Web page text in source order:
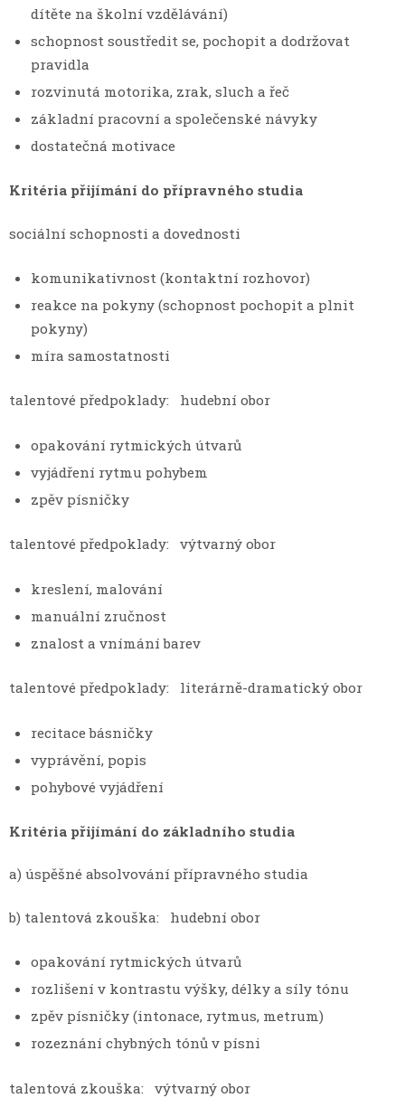
dítěte na školní vzdělávání)
schopnost soustředit se, pochopit a dodržovat
pravidla
rozvinutá motorika, zrak, sluch a řeč
základní pracovní a společenské návyky
dostatečná motivace
Kritéria přijímání do přípravného studia
sociální schopnosti a dovednosti
komunikativnost (kontaktní rozhovor)
reakce na pokyny (schopnost pochopit a plnit
pokyny)
míra samostatnosti
talentové předpoklady: hudební obor
opakování rytmických útvarů
vyjádření rytmu pohybem
zpěv písničky
talentové předpoklady: výtvarný obor
kreslení, malování
manuální zručnost
znalost a vnímání barev
talentové předpoklady: literárně-dramatický obor
recitace básničky
vyprávění, popis
pohybové vyjádření
Kritéria přijímání do základního studia
a) úspěšné absolvování přípravného studia
b) talentová zkouška: hudební obor
opakování rytmických útvarů
rozlišení v kontrastu výšky, délky a síly tónu
zpěv písničky (intonace, rytmus, metrum)
rozeznání chybných tónů v písni
talentová zkouška: výtvarný obor